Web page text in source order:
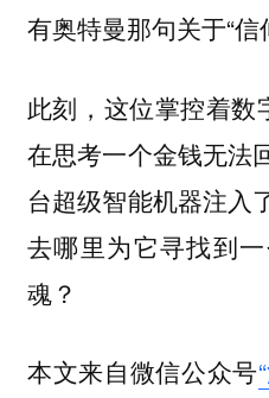
有奥特曼那句关于“信
此刻，这位掌控着数
在思考一个金钱无法
台超级智能机器注入
去哪里为它寻找到
魂？
本文来自微信公众号